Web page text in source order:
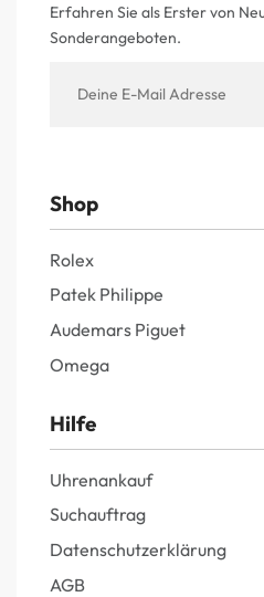
Erfahren Sie als Erster von
Sonderangeboten.
Shop
Rolex
Patek Philippe
Audemars Piguet
Omega
Hilfe
Uhrenankauf
Suchauftrag
Datenschutzerklärung
AGB